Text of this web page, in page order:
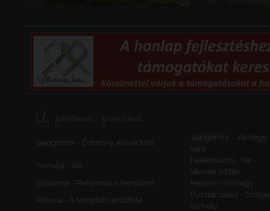
Új feltöltések, frissítések
Sajógömör - Őrtorony, elővédmű
Sajógömör - Várhegy
vára
Tornalja - Vár
Feketeváros - Vár -
Városerődítés
Szalonna - Református templom
Meszes - Várhegy
Rakaca - A templom erődfala
Pusztacsalád -
várhely